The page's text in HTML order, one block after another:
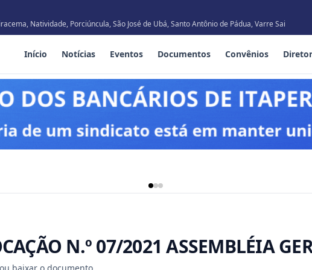
Natividade, Porciúncula, São José de Ubá, Santo Antônio de Pádua, Varre Sai
Início Notícias Eventos Documentos Convênios
N.º 07/2021 ASSEMBLÉIA
baixar o documento.